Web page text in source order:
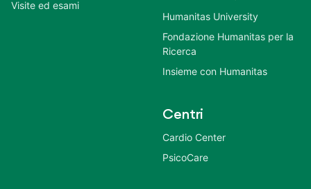
Visite ed esami
Humanitas University
Fondazione Humanitas per la
Ricerca
Insieme con Humanitas
Centri
Cardio Center
PsicoCare